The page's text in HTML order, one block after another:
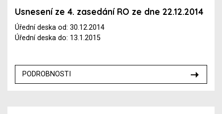
Usnesení ze 4. zasedání RO ze dne 22.12.2014
Úřední deska od: 30.12.2014
Úřední deska do: 13.1.2015
PODROBNOSTI